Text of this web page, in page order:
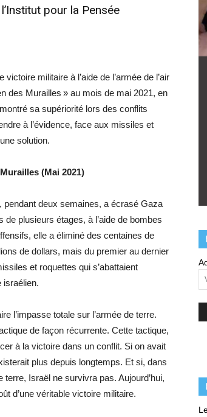
pour la Pensée
militaire à l’aide de l’armée de l’air
des Murailles » au mois de mai 2021, en
sa supériorité lors des conflits
à l’évidence, face aux missiles et
solution.
(Mai 2021)
pendant deux semaines, a écrasé Gaza
plusieurs étages, à l’aide de bombes
elle a éliminé des centaines de
de dollars, mais du premier au dernier
et roquettes qui s’abattaient
israélien.
l’impasse totale sur l’armée de terre.
de façon récurrente. Cette tactique,
à la victoire dans un conflit. Si on avait
plus depuis longtemps. Et si, dans
Israël ne survivra pas. Aujourd’hui,
d’une véritable victoire militaire.